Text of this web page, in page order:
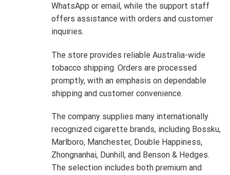
WhatsApp or email, while the support staff
offers assistance with orders and customer
inquiries.
The store provides reliable Australia-wide
tobacco shipping. Orders are processed
promptly, with an emphasis on dependable
shipping and customer convenience.
The company supplies many internationally
recognized cigarette brands, including Bossku,
Marlboro, Manchester, Double Happiness,
Zhongnanhai, Dunhill, and Benson & Hedges.
The selection includes both premium and